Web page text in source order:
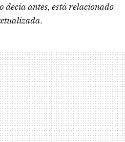
decía antes, está relacionado